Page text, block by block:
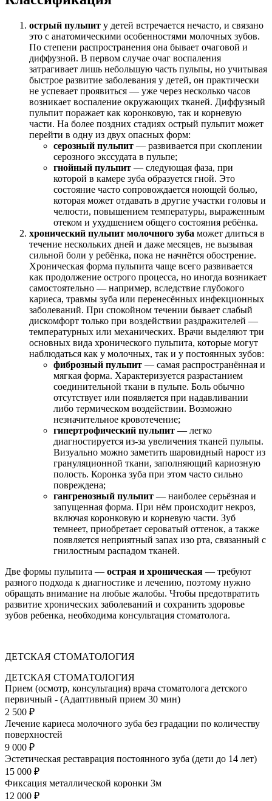
острый пульпит у детей встречается нечасто, и связано
это с анатомическими особенностями молочных зубов.
По степени распространения она бывает очаговой и
диффузной. В первом случае очаг воспаления
затрагивает лишь небольшую часть пульпы, но учитывая
быстрое развитие заболевания у детей, он практически
не успевает проявиться — уже через несколько часов
возникает воспаление окружающих тканей. Диффузный
пульпит поражает как коронковую, так и корневую
части. На более поздних стадиях острый пульпит может
перейти в одну из двух опасных форм:
серозный пульпит — развивается при скоплении
серозного экссудата в пульпе;
гнойный пульпит — следующая фаза, при
которой в камере зуба образуется гной. Это
состояние часто сопровождается ноющей болью,
которая может отдавать в другие участки головы и
челюсти, повышением температуры, выраженным
отеком и ухудшением общего состояния ребёнка.
хронический пульпит молочного зуба может длиться в
течение нескольких дней и даже месяцев, не вызывая
сильной боли у ребёнка, пока не начнётся обострение.
Хроническая форма пульпита чаще всего развивается
как продолжение острого процесса, но иногда возникает
самостоятельно — например, вследствие глубокого
кариеса, травмы зуба или перенесённых инфекционных
заболеваний. При спокойном течении бывает слабый
дискомфорт только при воздействии раздражителей —
температурных или механических. Врачи выделяют три
основных вида хронического пульпита, которые могут
наблюдаться как у молочных, так и у постоянных зубов:
фиброзный пульпит — самая распространённая и
мягкая форма. Характеризуется разрастанием
соединительной ткани в пульпе. Боль обычно
отсутствует или появляется при надавливании
либо термическом воздействии. Возможно
незначительное кровотечение;
гипертрофический пульпит — легко
диагностируется из-за увеличения тканей пульпы.
Визуально можно заметить шаровидный нарост из
грануляционной ткани, заполняющий кариозную
полость. Коронка зуба при этом часто сильно
повреждена;
гангренозный пульпит — наиболее серьёзная и
запущенная форма. При нём происходит некроз,
включая коронковую и корневую части. Зуб
темнеет, приобретает сероватый оттенок, а также
появляется неприятный запах изо рта, связанный с
гнилостным распадом тканей.
Две формы пульпита — острая и хроническая — требуют
разного подхода к диагностике и лечению, поэтому нужно
обращать внимание на любые жалобы. Чтобы предотвратить
развитие хронических заболеваний и сохранить здоровье
зубов ребенка, необходима консультация стоматолога.
ДЕТСКАЯ СТОМАТОЛОГИЯ
ДЕТСКАЯ СТОМАТОЛОГИЯ
Прием (осмотр, консультация) врача стоматолога детского
первичный - (Адаптивный прием 30 мин)
2 500 ₽
Лечение кариеса молочного зуба без градации по количеству
поверхностей
9 000 ₽
Эстетическая реставрация постоянного зуба (дети до 14 лет)
15 000 ₽
Фиксация металлической коронки 3м
12 000 ₽